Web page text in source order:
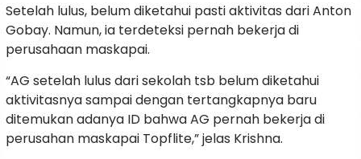
Setelah lulus, belum diketahui pasti aktivitas dari Anton
Gobay. Namun, ia terdeteksi pernah bekerja di
perusahaan maskapai.
“AG setelah lulus dari sekolah tsb belum diketahui
aktivitasnya sampai dengan tertangkapnya baru
ditemukan adanya ID bahwa AG pernah bekerja di
perusahan maskapai Topflite,” jelas Krishna.